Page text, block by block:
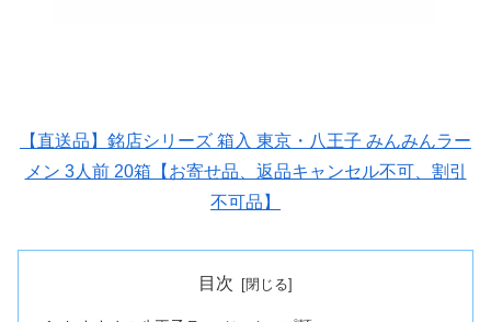
【直送品】銘店シリーズ 箱入 東京・八王子 みんみんラー
メン 3人前 20箱【お寄せ品、返品キャンセル不可、割引
不可品】
目次